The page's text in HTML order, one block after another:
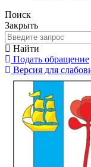
Поиск
Закрыть
Найти
Подать обращение
Версия для